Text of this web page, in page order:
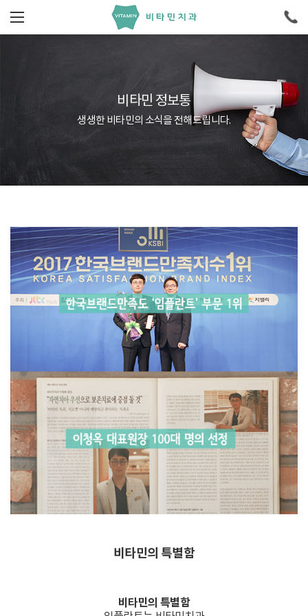
비타민 정보통
생생한 비타민의 소식을 전해드립니다.
비타민의 특별함
비타민의 특별함